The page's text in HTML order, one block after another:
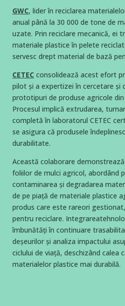
GWC, lider în reciclarea
anual până la 30 000 de tone de
uzate. Prin reciclare mecanică, ei
materiale plastice în pelete
servesc drept material de bază
CETEC consolidează acest efort
pilot și a expertizei în cercetare și
prototipuri de produse agricole
Procesul implică extrudarea,
completă în laboratorul CETEC
se asigura că produsele
durabilitate.
Această colaborare
foliilor de mulci agricol, abordând
contaminarea și degradarea
de pe piață de materiale plastice
produs care este rareori
pentru reciclare. Integrarea
îmbunătăți în continuare
deșeurilor și analiza impactului
ciclului de viață, deschizând calea
materialelor plastice mai durabilă.